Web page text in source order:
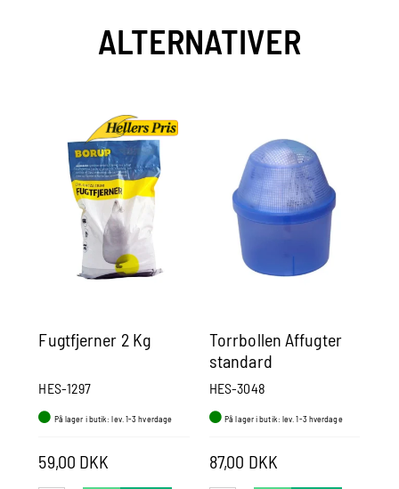
ALTERNATIVER
Fugtfjerner 2 Kg
HES-1297
På lager i butik: lev. 1-3 hverdage
59,00 DKK
Torrbollen Affugter
standard
HES-3048
På lager i butik: lev. 1-3 hverdage
87,00 DKK